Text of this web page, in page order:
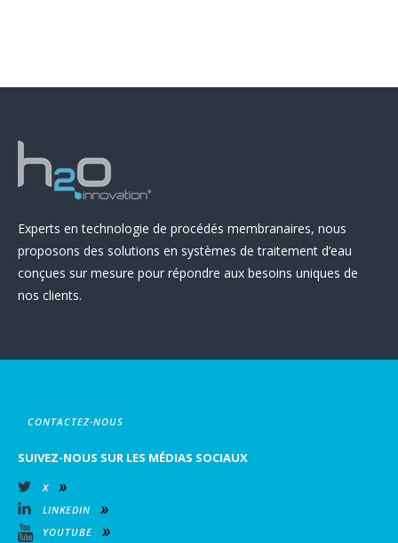
Experts en technologie de procédés membranaires, nous
proposons des solutions en systèmes de traitement d’eau
conçues sur mesure pour répondre aux besoins uniques de
nos clients.
CONTACTEZ-NOUS
SUIVEZ-NOUS SUR LES MÉDIAS SOCIAUX
X
LINKEDIN
YOUTUBE